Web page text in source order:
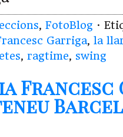
, FotoBlog ·
Garriga, la
, ragtime, swing
Francesc